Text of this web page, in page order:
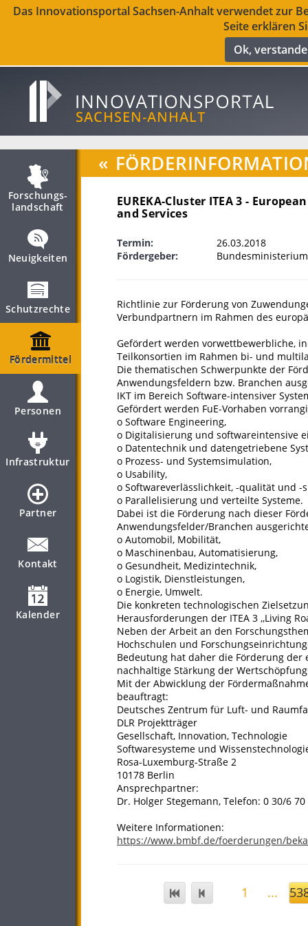
Das Innovationsportal Sachsen-Anhalt verwendet zur
Seite erklären
Ok,
Forschungs­
landschaft
Neuigkeiten
Schutzrechte
Fördermittel
Personen
Infrastruktur
Partner
Kontakt
Kalender
«
EUREKA-Cluster ITEA 3 -
and Services
Termin:
26.03.2018
Fördergeber:
Richtlinie zur Förderung von
Verbundpartnern im Rahmen des
Gefördert werden vorwettbewerbliche,
Teilkonsortien im Rahmen bi- und
Die thematischen Schwerpunkte der
Anwendungsfeldern bzw. Branchen
IKT im Bereich Software-intensiver
Gefördert werden FuE-Vorhaben
o Software Engineering,
o Digitalisierung und softwareintensive
o Datentechnik und datengetriebene
o Prozess- und Systemsimulation,
o Usability,
o Softwareverlässlichkeit, -qualität und -
o Parallelisierung und verteilte Systeme.
Dabei ist die Förderung nach dieser
Anwendungsfelder/Branchen
o Automobil, Mobilität,
o Maschinenbau, Automatisierung,
o Gesundheit, Medizintechnik,
o Logistik, Dienstleistungen,
o Energie, Umwelt.
Die konkreten technologischen
Herausforderungen der ITEA 3 ,,Living
Neben der Arbeit an den
Hochschulen und
Bedeutung hat daher die Förderung
nachhaltige Stärkung der
Mit der Abwicklung der
beauftragt:
Deutsches Zentrum für Luft- und
DLR Projektträger
Gesellschaft, Innovation, Technologie
Softwaresysteme und
Rosa-Luxemburg-Straße 2
10178 Berlin
Ansprechpartner:
Dr. Holger Stegemann, Telefon: 0 30/6
Weitere Informationen:
https://www.bmbf.de/foerderungen/
1 ...